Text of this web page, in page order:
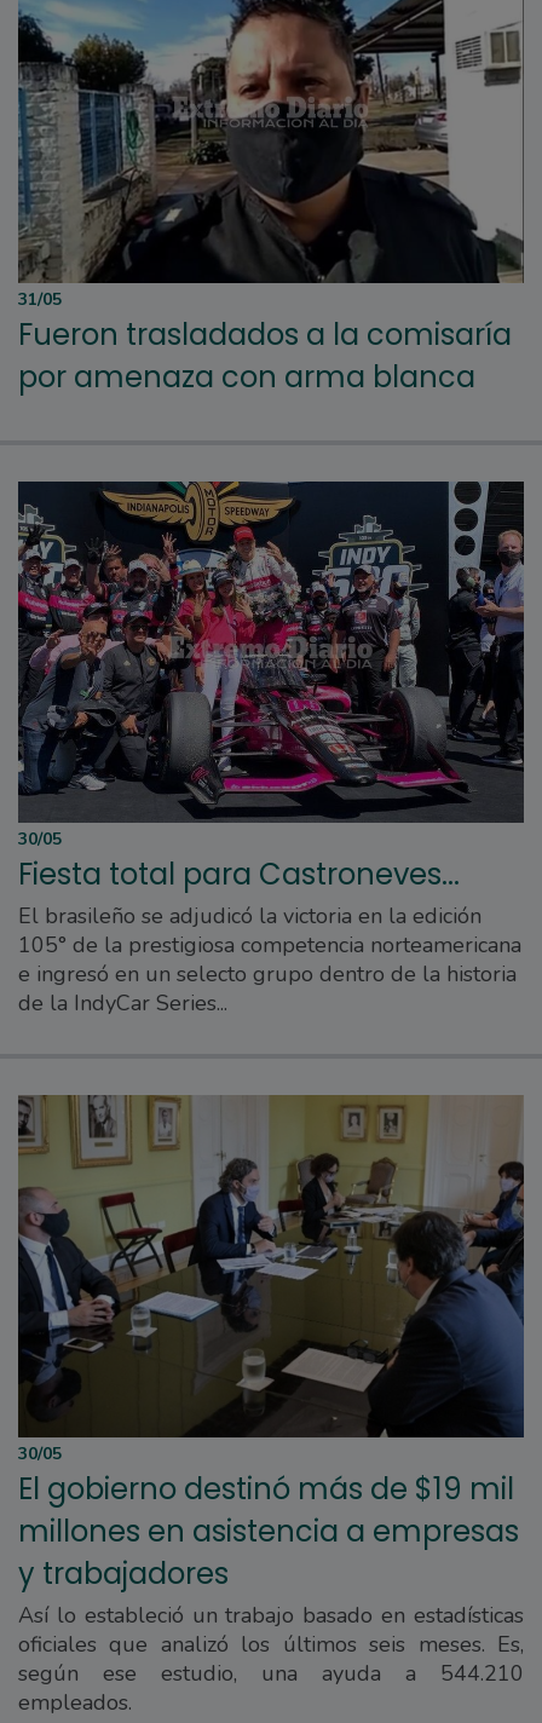
31/05
Fueron trasladados a la comisaría
por amenaza con arma blanca
30/05
Fiesta total para Castroneves...
El brasileño se adjudicó la victoria en la edición
105° de la prestigiosa competencia norteamericana
e ingresó en un selecto grupo dentro de la historia
de la IndyCar Series...
30/05
El gobierno destinó más de $19 mil
millones en asistencia a empresas
y trabajadores
Así lo estableció un trabajo basado en estadísticas
oficiales que analizó los últimos seis meses. Es,
según ese estudio, una ayuda a 544.210
empleados.